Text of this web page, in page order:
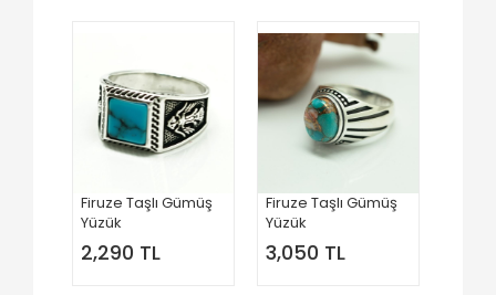
Firuze Taşlı Gümüş
Yüzük
2,290 TL
Firuze Taşlı Gümüş
Yüzük
3,050 TL